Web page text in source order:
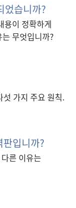
었습니까?
용이 정확하게
무엇입니까?
섯 가지 주요 원칙.
판입니까?
른 이유는